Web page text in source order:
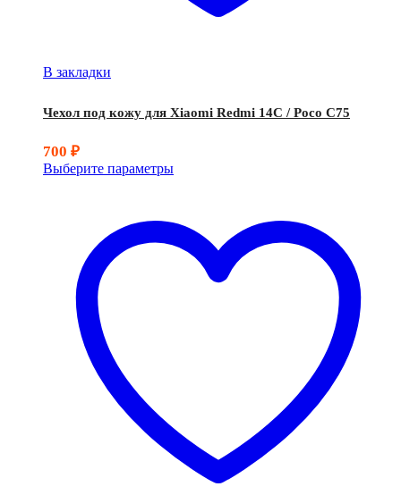
В закладки
Чехол под кожу для Xiaomi Redmi 14C / Poco C75
700 ₽
Выберите параметры